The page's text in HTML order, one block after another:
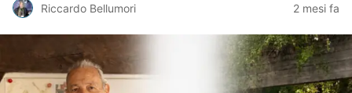
Riccardo Bellumori 2 mesi fa